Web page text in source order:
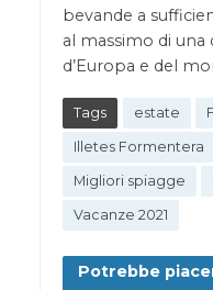
bevande a
al massimo di
d’Europa e del
Tags estate
Illetes Formentera
Migliori spiagge
Vacanze 2021
Potrebbe